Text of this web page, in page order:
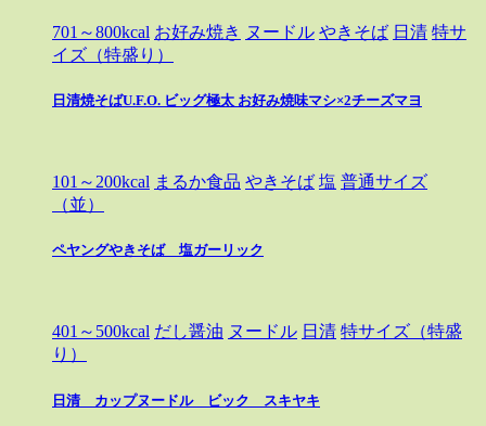
701～800kcal お好み焼き ヌードル やきそば 日清 特サ
イズ（特盛り）
日清焼そばU.F.O. ビッグ極太 お好み焼味マシ×2チーズマヨ
101～200kcal まるか食品 やきそば 塩 普通サイズ
（並）
ペヤングやきそば 塩ガーリック
401～500kcal だし醤油 ヌードル 日清 特サイズ（特盛
り）
日清 カップヌードル ビック スキヤキ